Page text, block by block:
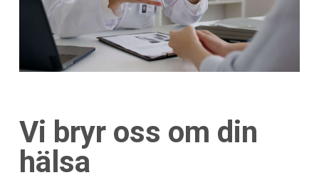
Vi bryr oss om din
hälsa